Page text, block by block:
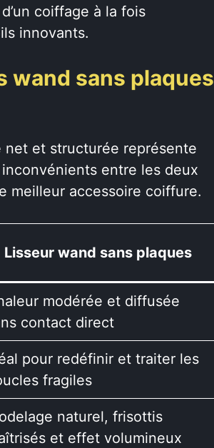
coiffage à la fois
innovants.
wand sans plaques
net et structurée représente
entre les deux
meilleur accessoire coiffure.
Lisseur wand sans plaques
modérée et diffusée
contact direct
pour redéfinir et traiter les
fragiles
naturel, frisottis
et effet volumineux